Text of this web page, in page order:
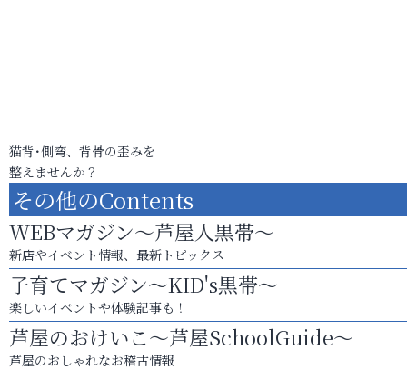
猫背･側弯、背骨の歪みを
整えませんか？
その他のContents
WEBマガジン～芦屋人黒帯～
新店やイベント情報、最新トピックス
子育てマガジン～KID's黒帯～
楽しいイベントや体験記事も！
芦屋のおけいこ～芦屋SchoolGuide～
芦屋のおしゃれなお稽古情報